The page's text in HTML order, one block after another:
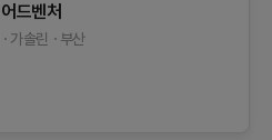
어드벤처
가솔린 부산